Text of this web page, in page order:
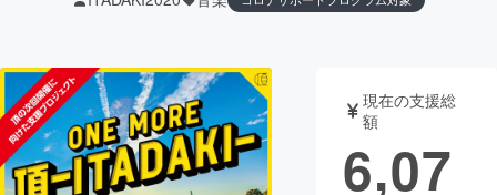
ターン
ジェクト
ロジェクト
されます
アート・写真 音楽
テクノロジー・ガジェット ゲーム・サ
現在の支援総
額
6,07